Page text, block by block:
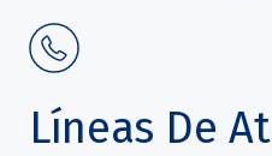
Líneas De